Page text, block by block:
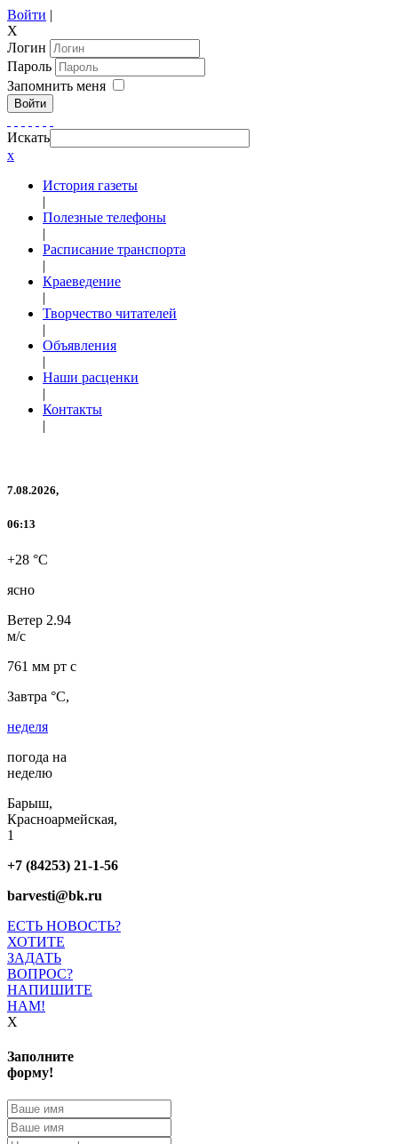
Войти |
X
Логин
Пароль
Запомнить меня
Войти
Искать
x
История газеты
|
Полезные телефоны
|
Расписание транспорта
|
Краеведение
|
Творчество читателей
|
Объявления
|
Наши расценки
|
Контакты
|
7.08.2026,
06:13
+28 °C
ясно
Ветер 2.94
м/с
761 мм рт с
Завтра °C,
неделя
погода на
неделю
Барыш,
Красноармейская,
1
+7 (84253) 21-1-56
barvesti@bk.ru
ЕСТЬ НОВОСТЬ?
ХОТИТЕ
ЗАДАТЬ
ВОПРОС?
НАПИШИТЕ
НАМ!
X
Заполните
форму!